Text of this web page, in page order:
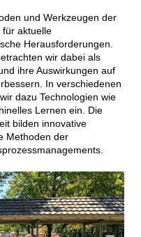
und Werkzeugen der
aktuelle
Herausforderungen.
wir dabei als
ihre Auswirkungen auf
In verschiedenen
dazu Technologien wie
Lernen ein. Die
bilden innovative
Methoden der